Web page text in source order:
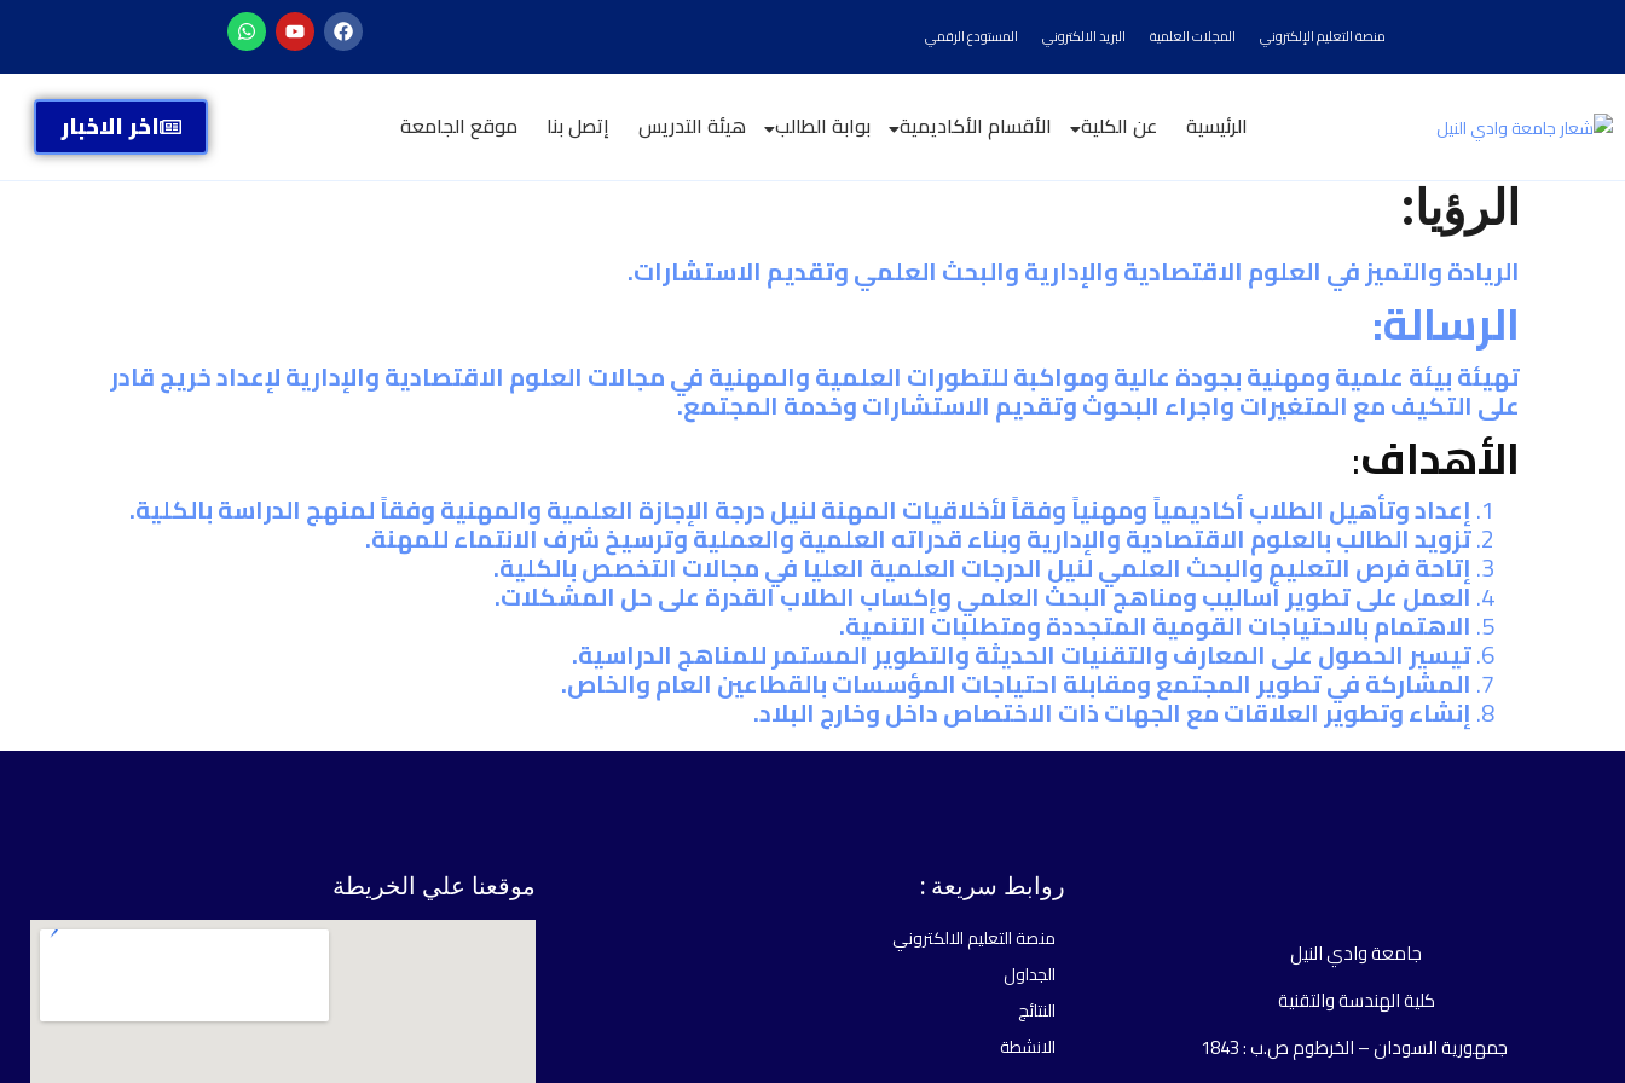
منصة التعليم الإلكتروني المجلات العلمية البريد الالكتروني المستودع الرقمي
الرئيسية عن الكلية الأقسام الأكاديمية بوابة الطالب هيئة التدريس إتصل بنا موقع الجامعة اخر الاخبار
الرؤيا:
الريادة والتميز في العلوم الاقتصادية والإدارية والبحث العلمي وتقديم الاستشارات.
الرسالة:
تهيئة بيئة علمية ومهنية بجودة عالية ومواكبة للتطورات العلمية والمهنية في مجالات العلوم الاقتصادية والإدارية لإعداد خريج قادر
على التكيف مع المتغيرات واجراء البحوث وتقديم الاستشارات وخدمة المجتمع.
الأهداف:
إعداد وتأهيل الطلاب أكاديمياً ومهنياً وفقاً لأخلاقيات المهنة لنيل درجة الإجازة العلمية والمهنية وفقاً لمنهج الدراسة بالكلية.
تزويد الطالب بالعلوم الاقتصادية والإدارية وبناء قدراته العلمية والعملية وترسيخ شرف الانتماء للمهنة.
إتاحة فرص التعليم والبحث العلمي لنيل الدرجات العلمية العليا في مجالات التخصص بالكلية.
العمل على تطوير أساليب ومناهج البحث العلمي وإكساب الطلاب القدرة على حل المشكلات.
الاهتمام بالاحتياجات القومية المتجددة ومتطلبات التنمية.
تيسير الحصول على المعارف والتقنيات الحديثة والتطوير المستمر للمناهج الدراسية.
المشاركة في تطوير المجتمع ومقابلة احتياجات المؤسسات بالقطاعين العام والخاص.
إنشاء وتطوير العلاقات مع الجهات ذات الاختصاص داخل وخارج البلاد.
جامعة وادي النيل
كلية الهندسة والتقنية
جمهورية السودان – الخرطوم ص.ب : 1843
روابط سريعة :
منصة التعليم الالكتروني
الجداول
النتائج
الانشطة
موقعنا علي الخريطة